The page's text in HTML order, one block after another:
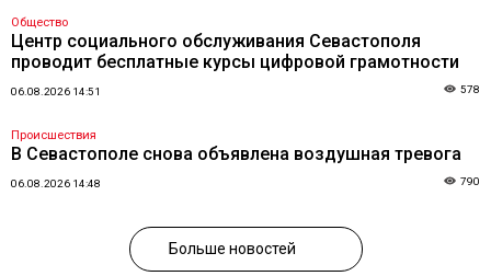
Общество
Центр социального обслуживания Севастополя
проводит бесплатные курсы цифровой грамотности
06.08.2026 14:51 578
Происшествия
В Севастополе снова объявлена воздушная тревога
06.08.2026 14:48 790
Больше новостей